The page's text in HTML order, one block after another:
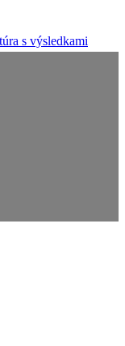
s výsledkami